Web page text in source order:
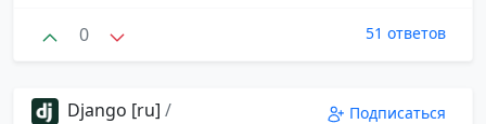
0 51 ответов
Django [ru] /
Подписаться